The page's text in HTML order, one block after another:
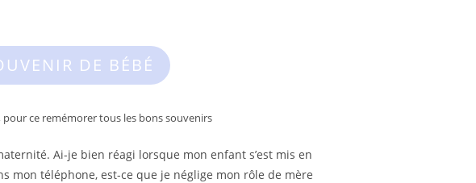
DE BÉBÉ
pour ce remémorer tous les bons souvenirs
Ai-je bien réagi lorsque mon enfant s’est mis en
mon téléphone, est-ce que je néglige mon rôle de mère